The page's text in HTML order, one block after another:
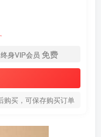
终身VIP会员 免费
购买，可保存购买订单